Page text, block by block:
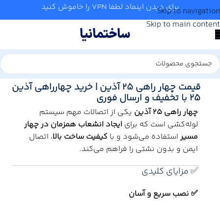
Skip to navigation
Skip to main content
برای دیدن اینماد لطفا VPN را خاموش کنید
آب و تاسیسات
قیمت چهار راهی 25 آذین | خرید چهارراهی آذین
25 با تخفیف و ارسال فوری
چهار راهی 25 آذین
یکی از اتصالات مهم سیستم
لوله‌کشی است که برای ایجاد انشعاب همزمان در چهار
مسیراستفاده می‌شود و با کیفیت ساخت بالا، اتصال
ایمن و بدون نشتی را فراهم می‌کند.
✅ مزایای کلیدی
✅ نصب سریع و آسان